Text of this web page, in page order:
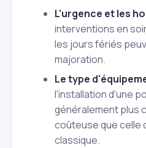
L'urgence et les
interventions en
les jours fériés
majoration.
Le type
l'installation d'une
généralement plus
coûteuse que celle
classique.